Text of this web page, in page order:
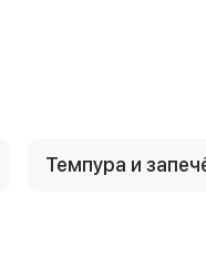
Темпура и